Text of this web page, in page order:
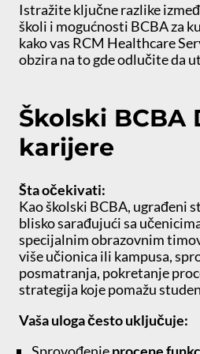
Istražite ključne razlike
školi i mogućnosti BCBA za
kako vas RCM Healthcare
obzira na to gde odlučite da
Školski BCBA
karijere
Šta očekivati:
Kao školski BCBA, ugrađeni
blisko sarađujući sa
specijalnim obrazovnim
više učionica ili kampusa,
posmatranja, pokretanje
strategija koje pomažu
Vaša uloga često uključuje: